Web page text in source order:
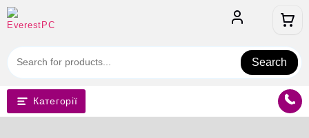
Перейти
до
Search
Категорії